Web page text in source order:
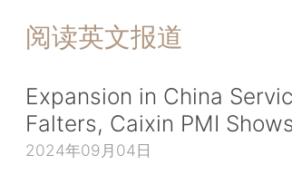
阅读英文报道
Expansion in China
Falters, Caixin PMI
2024年09月04日